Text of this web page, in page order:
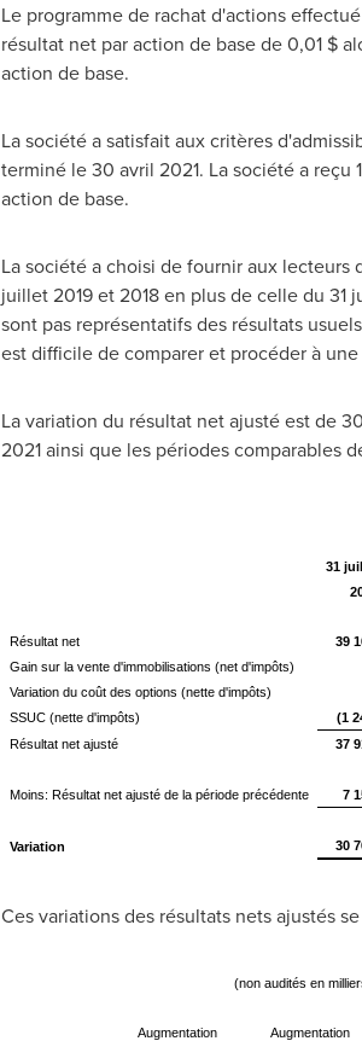
Le programme de rachat d'actions
résultat net par action de base de 0,01 $
action de base.
La société a satisfait aux critères
terminé le 30 avril 2021. La société a
action de base.
La société a choisi de fournir aux lecteurs
juillet2019 et2018 en plus de celle du 31
sont pas représentatifs des résultats
est difficile de comparer et procéder à
La variation du résultat net ajusté est de
2021 ainsi que les périodes comparables
31
Résultat net 39
Gain sur la vente d'immobilisations (net d'impôts)
Variation du coût des options (nette d'impôts)
SSUC (nette d'impôts)
(1
Résultat net ajusté
37
Moins: Résultat net ajusté de la période précédente 7
Variation 30
Ces variations des résultats nets ajustés
(non audités en
Augmentation Augmentation